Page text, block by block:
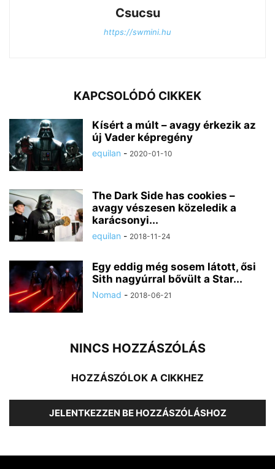
Csucsu
https://swmini.hu
KAPCSOLÓDÓ CIKKEK
Kísért a múlt – avagy érkezik az
új Vader képregény
equilan - 2020-01-10
The Dark Side has cookies –
avagy vészesen közeledik a
karácsonyi...
equilan - 2018-11-24
Egy eddig még sosem látott, ősi
Sith nagyúrral bővült a Star...
Nomad - 2018-06-21
NINCS HOZZÁSZÓLÁS
HOZZÁSZÓLOK A CIKKHEZ
JELENTKEZZEN BE HOZZÁSZÓLÁSHOZ